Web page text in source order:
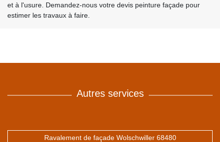
et à l'usure. Demandez-nous votre devis peinture façade pour
estimer les travaux à faire.
Autres services
Ravalement de façade Wolschwiller 68480